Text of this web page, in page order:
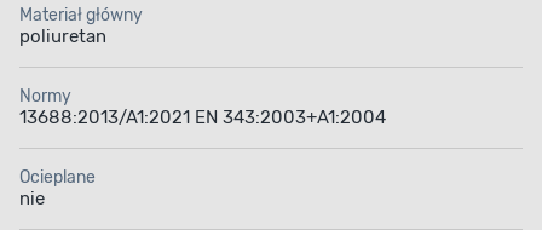
Materiał główny
poliuretan
Normy
13688:2013/A1:2021 EN 343:2003+A1:2004
Ocieplane
nie